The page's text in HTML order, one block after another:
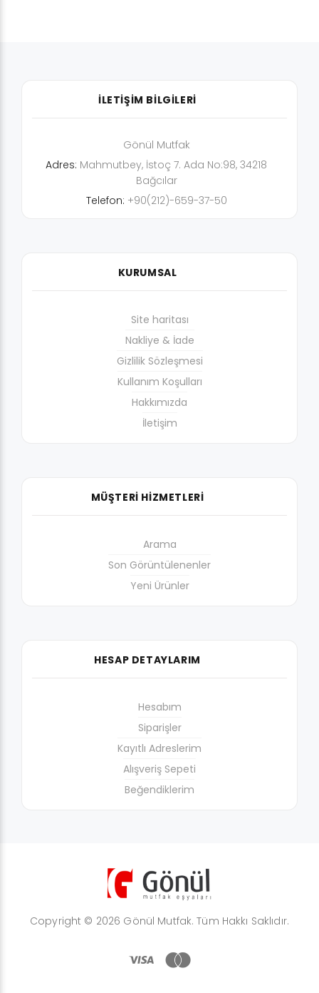
İLETİŞİM BİLGİLERİ
Gönül Mutfak
Adres: Mahmutbey, İstoç 7. Ada No:98, 34218
Bağcılar
Telefon: +90(212)-659-37-50
KURUMSAL
Site haritası
Nakliye & İade
Gizlilik Sözleşmesi
Kullanım Koşulları
Hakkımızda
İletişim
MÜŞTERİ HİZMETLERİ
Arama
Son Görüntülenenler
Yeni Ürünler
HESAP DETAYLARIM
Hesabım
Siparişler
Kayıtlı Adreslerim
Alışveriş Sepeti
Beğendiklerim
Copyright © 2026 Gönül Mutfak. Tüm Hakkı Saklıdır.